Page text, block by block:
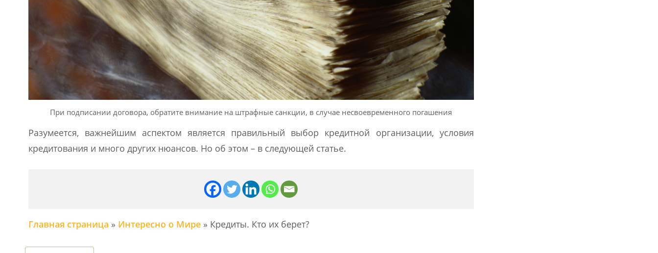
При подписании договора, обратите внимание на штрафные санкции, в случае несвоевременного погашения
Разумеется, важнейшим аспектом является правильный выбор кредитной организации, условия
кредитования и много других нюансов. Но об этом – в следующей статье.
Главная страница » Интересно о Мире» Кредиты. Кто их берет?